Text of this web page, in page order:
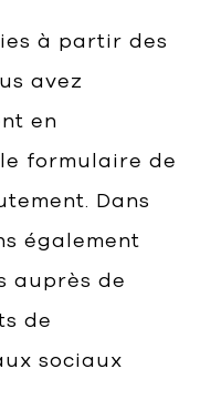
à partir des
avez
en
formulaire de
Dans
également
auprès de
de
sociaux